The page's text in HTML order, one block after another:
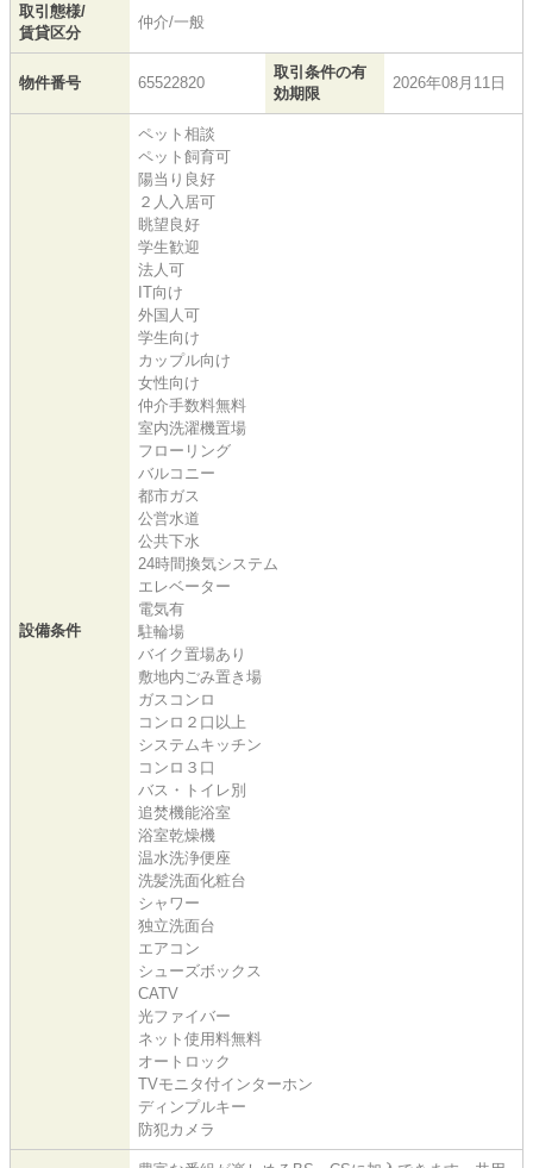
取引態様/
賃貸区分
仲介/一般
物件番号 65522820
取引条件の有
効期限
2026年08月11日
設備条件
ペット相談
ペット飼育可
陽当り良好
２人入居可
眺望良好
学生歓迎
法人可
IT向け
外国人可
学生向け
カップル向け
女性向け
仲介手数料無料
室内洗濯機置場
フローリング
バルコニー
都市ガス
公営水道
公共下水
24時間換気システム
エレベーター
電気有
駐輪場
バイク置場あり
敷地内ごみ置き場
ガスコンロ
コンロ２口以上
システムキッチン
コンロ３口
バス・トイレ別
追焚機能浴室
浴室乾燥機
温水洗浄便座
洗髪洗面化粧台
シャワー
独立洗面台
エアコン
シューズボックス
CATV
光ファイバー
ネット使用料無料
オートロック
TVモニタ付インターホン
ディンプルキー
防犯カメラ